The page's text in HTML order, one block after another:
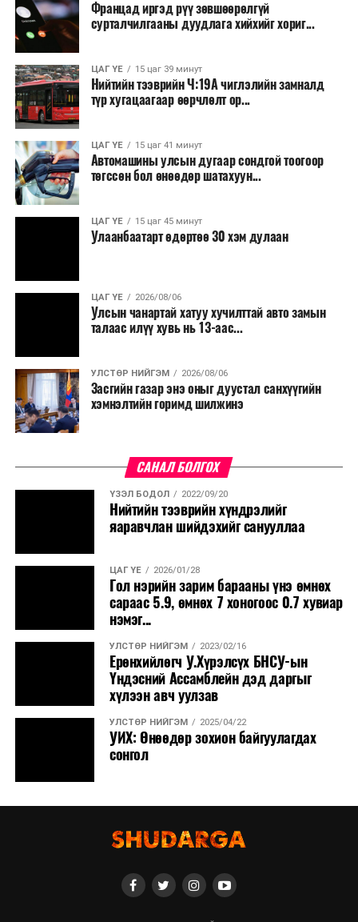
Францад иргэд рүү зөвшөөрөлгүй
сурталчилгааны дуудлага хийхийг хориг...
ЦАГ ҮЕ 15 цаг 39 минут
Нийтийн тээврийн Ч:19А чиглэлийн замналд
түр хугацаагаар өөрчлөлт ор...
ЦАГ ҮЕ 15 цаг 41 минут
Автомашины улсын дугаар сондгой тоогоор
төгссөн бол өнөөдөр шатахуун...
ЦАГ ҮЕ 15 цаг 45 минут
Улаанбаатарт өдөртөө 30 хэм дулаан
ЦАГ ҮЕ 2026/08/06
Улсын чанартай хатуу хучилттай авто замын
талаас илүү хувь нь 13-аас...
УЛСТӨР НИЙГЭМ 2026/08/06
Засгийн газар энэ оныг дуустал санхүүгийн
хэмнэлтийн горимд шилжинэ
САНАЛ БОЛГОХ
ҮЗЭЛ БОДОЛ 2022/09/20
Нийтийн тээврийн хүндрэлийг
яаравчлан шийдэхийг санууллаа
ЦАГ ҮЕ 2026/01/28
Гол нэрийн зарим барааны үнэ өмнөх
сараас 5.9, өмнөх 7 хоногоос 0.7 хувиар
нэмэг...
УЛСТӨР НИЙГЭМ 2023/02/16
Ерөнхийлөгч У.Хүрэлсүх БНСУ-ын
Үндэсний Ассамблейн дэд даргыг
хүлээн авч уулзав
УЛСТӨР НИЙГЭМ 2025/04/22
УИХ: Өнөөдөр зохион байгуулагдах
сонгол